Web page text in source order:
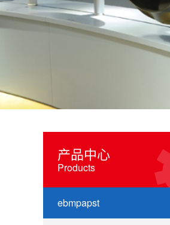
产品中心
Products
ebmpapst